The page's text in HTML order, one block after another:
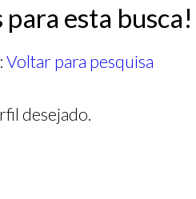
esta busca!
Voltar para pesquisa
desejado.